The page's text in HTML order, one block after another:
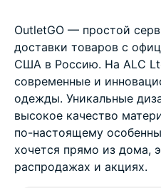
OutletGO — простой
доставки товаров с
США в Россию. На ALC
современные и
одежды. Уникальные
высокое качество
по-настоящему
хочется прямо из дома,
распродажах и акциях.